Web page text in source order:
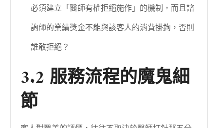
必須建立「醫師有權拒絕施作」的機制，而且諮
詢師的業績獎金不能與該客人的消費掛鉤，否則
誰敢拒絕？
3.2 服務流程的魔鬼細
節